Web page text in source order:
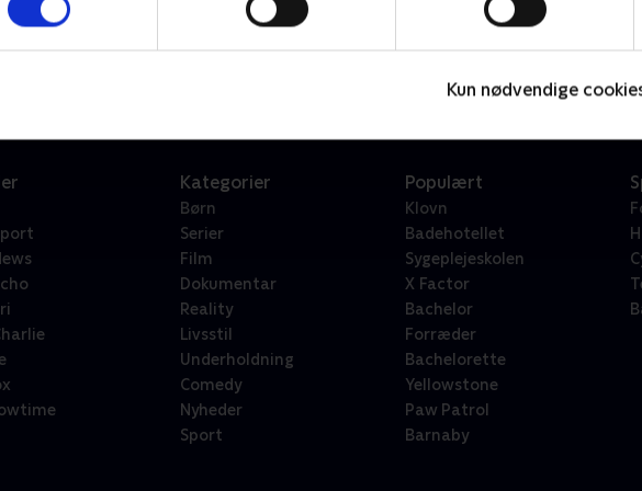
Kun nødvendige
Kategorier
Børn
Serier
Film
Dokumentar
Reality
Livsstil
Underholdning
Comedy
Nyheder
Sport
Populært
Klovn
Badehotellet
Sygeplejeskolen
X Factor
Bachelor
Forræder
Bachelorette
Yellowstone
Paw Patrol
Barnaby